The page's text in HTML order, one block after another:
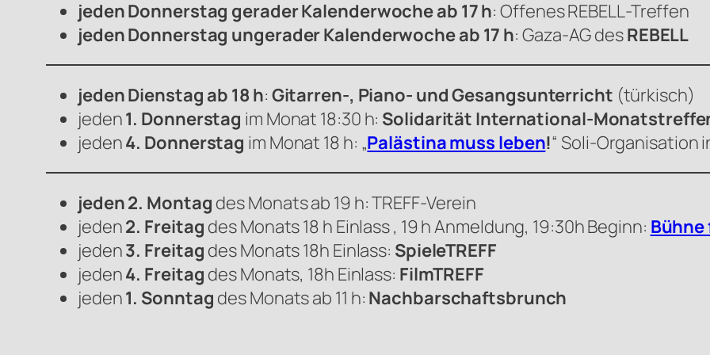
jeden Donnerstag gerader Kalenderwoche ab 17 h: OffenesREBELL-Treffen
jeden Donnerstag ungerader Kalenderwoche ab 17 h: Gaza-AG desREBELL
jeden Dienstag ab 18 h: Gitarren-, Piano- und Gesangsunterricht (türkisch)
jeden1. Donnerstag im Monat 18:30 h: Solidarität International-
jeden4. Donnerstag im Monat 18 h: „Palästina muss leben!“ Soli-Organisation
jeden 2. Montag des Monats ab 19 h: TREFF-Verein
jeden2. Freitag des Monats 18 h Einlass , 19 h Anmeldung, 19:30h Beginn: Bühne
jeden3. Freitag des Monats 18h Einlass: SpieleTREFF
jeden4. Freitag des Monats, 18h Einlass: FilmTREFF
jeden1. Sonntag des Monats ab 11 h: Nachbarschaftsbrunch